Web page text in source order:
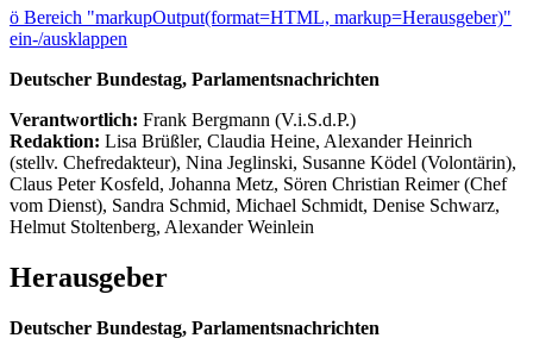
ö Bereich "markupOutput(format=HTML, markup=Herausgeber)"
ein-/ausklappen
Deutscher Bundestag, Parlamentsnachrichten
Verantwortlich: Frank Bergmann (V.i.S.d.P.)
Redaktion: Lisa Brüßler, Claudia Heine, Alexander Heinrich
(stellv. Chefredakteur), Nina Jeglinski, Susanne Ködel (Volontärin),
Claus Peter Kosfeld, Johanna Metz, Sören Christian Reimer (Chef
vom Dienst), Sandra Schmid, Michael Schmidt, Denise Schwarz,
Helmut Stoltenberg, Alexander Weinlein
Herausgeber
Deutscher Bundestag, Parlamentsnachrichten